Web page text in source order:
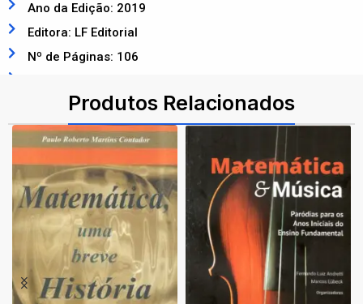
Ano da Edição: 2019
Editora: LF Editorial
Nº de Páginas: 106
Produtos Relacionados